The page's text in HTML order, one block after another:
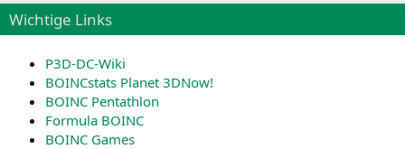
Wichtige Links
P3D-DC-Wiki
BOINCstats Planet 3DNow!
BOINC Pentathlon
Formula BOINC
BOINC Games